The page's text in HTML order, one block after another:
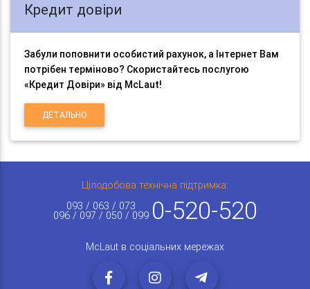
Кредит довіри
Забули поповнити особистий рахунок, а Інтернет Вам
потрібен терміново? Скористайтесь послугою
«Кредит Довіри» від McLaut!
ДЕТАЛЬНО
Цілодобова технічна підтримка:
093 / 063 / 073
096 / 097 / 050 / 099 0-520-520
McLaut в соціальних мережах